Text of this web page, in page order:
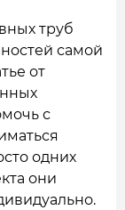
труб
самой
от
с
одних
они